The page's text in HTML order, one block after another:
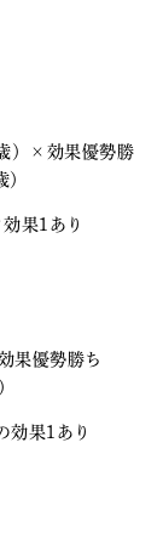
）×効果優勢勝
果1あり
果優勢勝ち
効果1あり